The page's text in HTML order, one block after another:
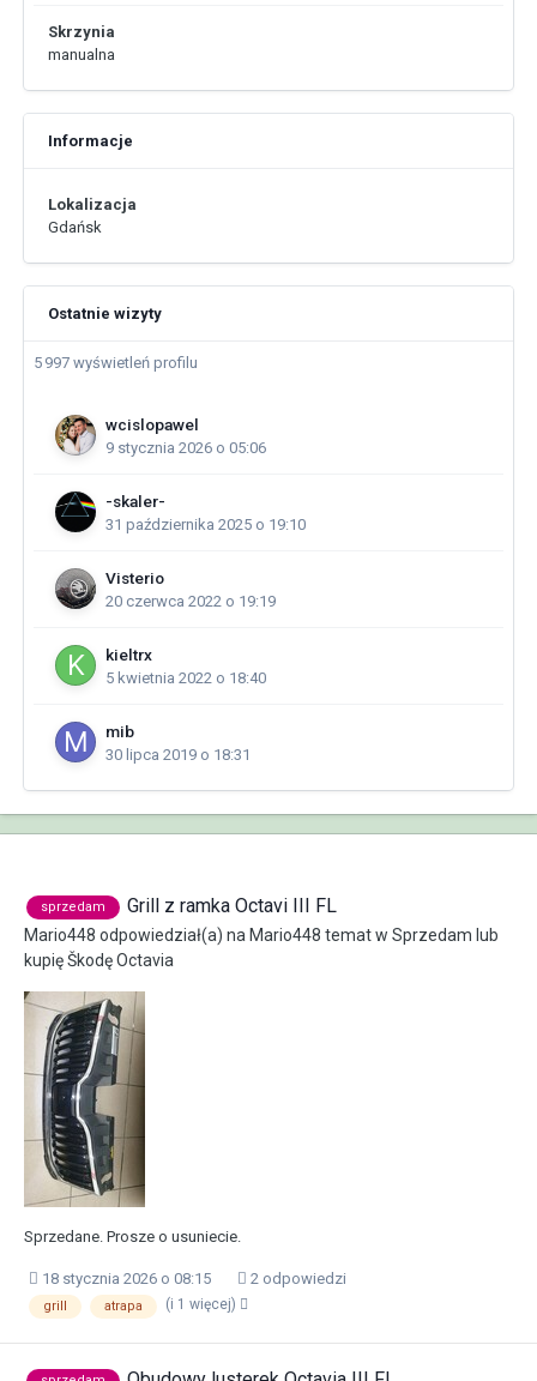
Skrzynia
manualna
Informacje
Lokalizacja
Gdańsk
Ostatnie wizyty
5 997 wyświetleń profilu
wcislopawel
9 stycznia 2026 o 05:06
-skaler-
31 października 2025 o 19:10
Visterio
20 czerwca 2022 o 19:19
kieltrx
5 kwietnia 2022 o 18:40
mib
30 lipca 2019 o 18:31
sprzedam Grill z ramka Octavi III FL
Mario448 odpowiedział(a) na Mario448 temat w Sprzedam lub
kupię Škodę Octavia
Sprzedane. Prosze o usuniecie.
18 stycznia 2026 o 08:15 2 odpowiedzi
grill atrapa (i 1 więcej)